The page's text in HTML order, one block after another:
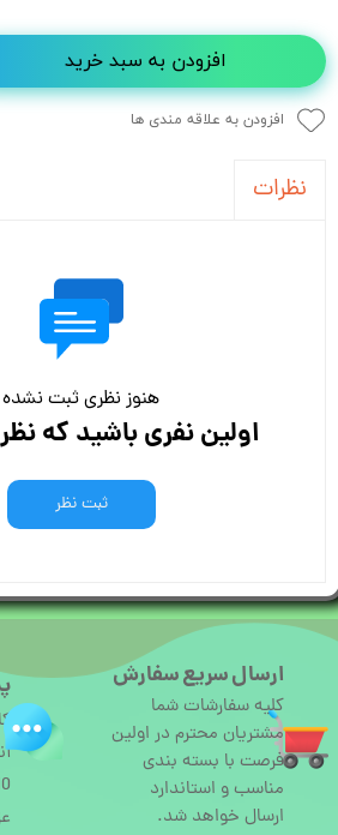
افزودن به سبد خرید
افزودن به علاقه مندی ها
نظرات
هنوز نظری ثبت نشده
اولین نفری باشید که
ثبت نظر
ارسال سریع سفارش
کلیه سفارشات شما
مشتریان محترم در اولین
فرصت با بسته بندی
مناسب و استاندارد
ارسال خواهد شد.